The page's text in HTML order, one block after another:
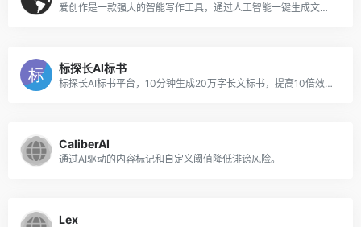
爱创作是一款强大的智能写作工具，通过人工智能一键生成文章、营销文本、配图与短视频等多类型内容。
标探长AI标书
标探长AI标书平台，10分钟生成20万字长文标书，提高10倍效率，融合1000+行业专家经验与千万份标探长案例，视觉级专业排版。
CaliberAI
通过AI驱动的内容标记和自定义阈值降低诽谤风险。
Lex